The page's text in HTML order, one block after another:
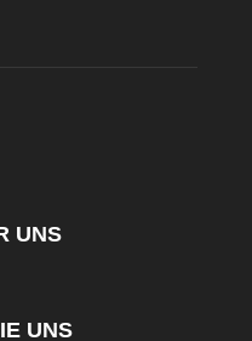
UNS
UNS